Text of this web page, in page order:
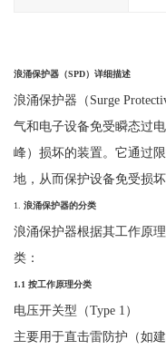
浪涌保护器（SPD）详细描述
浪涌保护器（Surge
气和电子设备免受瞬态过
峰）损坏的装置。它通过
地，从而保护设备免受损坏
1. 浪涌保护器的分类
浪涌保护器根据其工作原
类：
1.1 按工作原理分类
电压开关型（Type 1 ）
主要用于直击雷防护（如